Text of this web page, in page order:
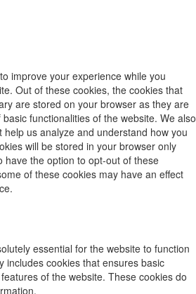
improve your experience while you
Out of these cookies, the cookies that
are stored on your browser as they are
functionalities of the website. We also
us analyze and understand how you
will be stored in your browser only
have the option to opt-out of these
of these cookies may have an effect
essential for the website to function
includes cookies that ensures basic
of the website. These cookies do